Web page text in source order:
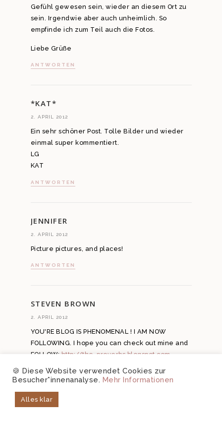
Gefühl gewesen sein, wieder an diesem Ort zu
sein. Irgendwie aber auch unheimlich. So
empfinde ich zum Teil auch die Fotos.
Liebe Grüße
ANTWORTEN
*KAT*
2. APRIL 2012
Ein sehr schöner Post. Tolle Bilder und wieder
einmal super kommentiert.
LG
KAT
ANTWORTEN
JENNIFER
2. APRIL 2012
Picture pictures, and places!
ANTWORTEN
STEVEN BROWN
2. APRIL 2012
YOU'RE BLOG IS PHENOMENAL ! I AM NOW
FOLLOWING. I hope you can check out mine and
FOLLOW: http://the-proverbs.blogspot.com
ANTWORTEN
🍪 Diese Website verwendet Cookies zur
Besucher*innenanalyse. Mehr Informationen
Alles klar